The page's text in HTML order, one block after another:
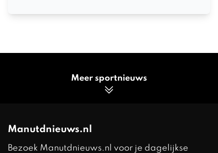
Meer sportnieuws
Manutdnieuws.nl
Bezoek Manutdnieuws.nl voor je dagelijkse